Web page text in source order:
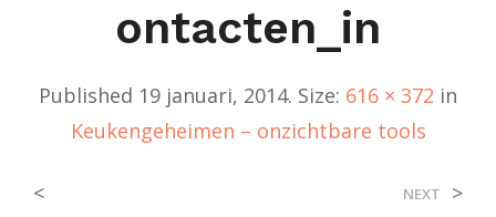
Ontacten_in
Published 19 januari, 2014. Size: 616 × 372 in
Keukengeheimen – onzichtbare tools
< NEXT >